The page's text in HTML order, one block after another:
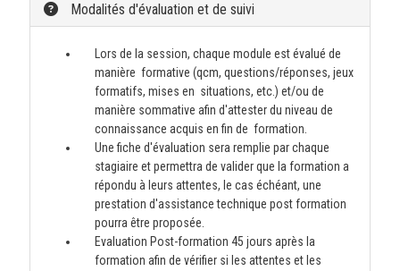
Modalités d'évaluation et de suivi
Lors de la session, chaque module est évalué de
manière formative (qcm, questions/réponses, jeux
formatifs, mises en situations, etc.) et/ou de
manière sommative afin d'attester du niveau de
connaissance acquis en fin de formation.
Une fiche d'évaluation sera remplie par chaque
stagiaire et permettra de valider que la formation a
répondu à leurs attentes, le cas échéant, une
prestation d'assistance technique post formation
pourra être proposée.
Evaluation Post-formation 45 jours après la
formation afin de vérifier si les attentes et les